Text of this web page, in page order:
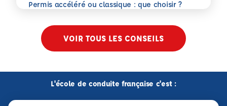
Permis accéléré ou classique : que choisir ?
En savoir plus
VOIR TOUS LES CONSEILS
L'école de conduite française c'est :